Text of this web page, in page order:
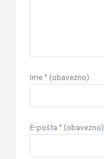
Ime * (obavezno)
E-pošta * (obavezno)